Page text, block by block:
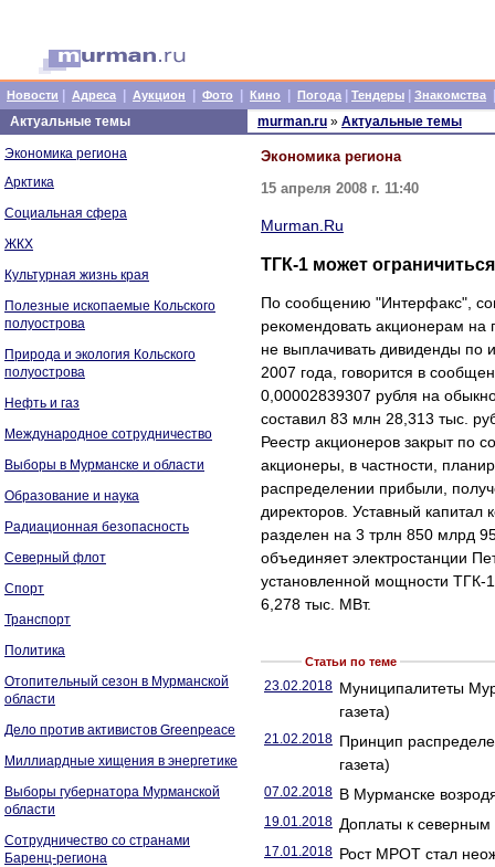
Новости Адреса Аукцион Фото Кино Погода Тендеры Знакомства
Актуальные темы
Экономика региона
Арктика
Социальная сфера
ЖКХ
Культурная жизнь края
Полезные ископаемые Кольского
полуострова
Природа и экология Кольского
полуострова
Нефть и газ
Международное сотрудничество
Выборы в Мурманске и области
Образование и наука
Радиационная безопасность
Северный флот
Спорт
Транспорт
Политика
Отопительный сезон в Мурманской
области
Дело против активистов Greenpeace
Миллиардные хищения в энергетике
Выборы губернатора Мурманской
области
Сотрудничество со странами
Баренц-региона
murman.ru » Актуальные темы
Экономика региона
15 апреля 2008 г. 11:40
Murman.Ru
ТГК-1 может
По сообщению "Интерфакс",
рекомендовать акционерам на
не выплачивать дивиденды по
2007 года, говорится в
0,00002839307 рубля на
составил 83 млн 28,313 тыс.
Реестр акционеров закрыт по
акционеры, в частности,
распределении прибыли,
директоров. Уставный
разделен на 3 трлн 850 млрд
объединяет электростанции
установленной мощности ТГК-
6,278 тыс. МВт.
Статьи по теме
23.02.2018 Муниципалитеты
газета)
21.02.2018 Принцип
газета)
07.02.2018 В Мурманске
19.01.2018 Доплаты к северным
17.01.2018 Рост МРОТ стал